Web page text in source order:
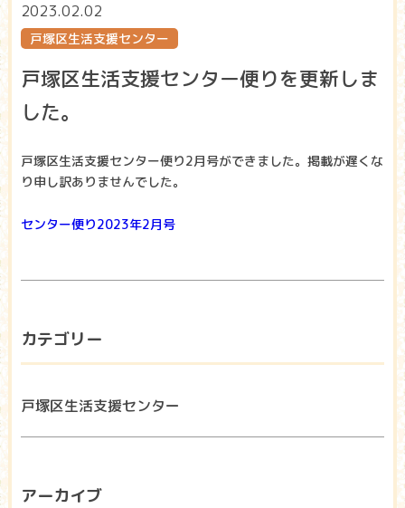
2023.02.02
戸塚区生活支援センター
戸塚区生活支援センター便りを更新しま
した。
戸塚区生活支援センター便り2月号ができました。掲載が遅くな
り申し訳ありませんでした。
センター便り2023年2月号
カテゴリー
戸塚区生活支援センター
アーカイブ